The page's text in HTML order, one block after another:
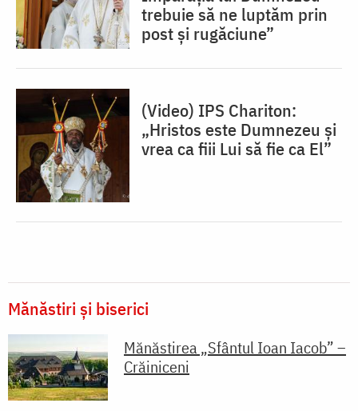
trebuie să ne luptăm prin
post și rugăciune”
(Video) IPS Chariton:
„Hristos este Dumnezeu și
vrea ca fiii Lui să fie ca El”
Mănăstiri și biserici
Mănăstirea „Sfântul Ioan Iacob” –
Crăiniceni